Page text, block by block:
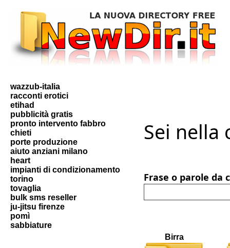
wazzub-italia
racconti erotici
etihad
pubblicità gratis
pronto intervento fabbro
chieti
porte produzione
aiuto anziani milano
heart
impianti di condizionamento
torino
tovaglia
bulk sms reseller
ju-jitsu firenze
pomì
sabbiature
Sei
Frase o parole da
Birra